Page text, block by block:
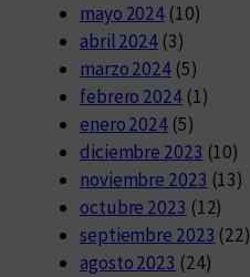
mayo 2024 (10)
abril 2024 (3)
marzo 2024 (5)
febrero 2024(1)
enero 2024 (5)
diciembre 2023 (10)
noviembre 2023 (13)
octubre 2023 (12)
septiembre 2023 (22)
agosto 2023 (24)